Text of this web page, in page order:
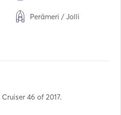
Perämeri / Jolli
46 of 2017.